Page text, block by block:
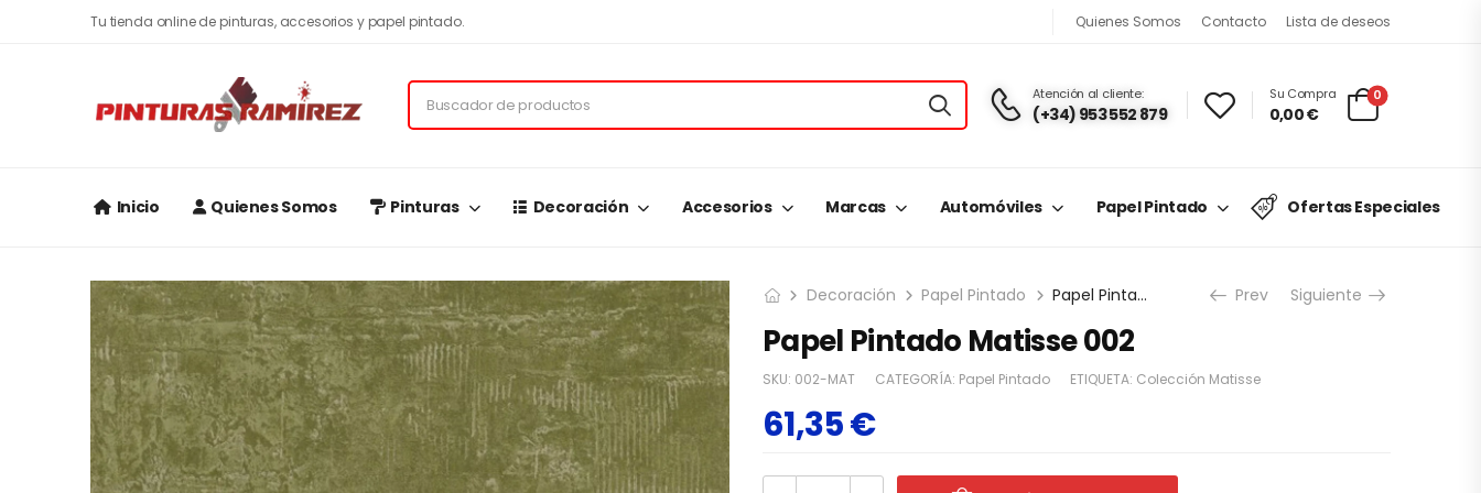
Tu tienda online de pinturas, accesorios y papel pintado. Quienes Somos Contacto Lista de deseos
Atención al cliente:
(+34) 953 552 879
Su Compra
0,00€
0
Inicio Quienes Somos Pinturas Decoración Accesorios Marcas Automóviles Papel Pintado Ofertas Especiales
Decoración Papel Pintado Papel Pintado Matisse 002 Prev Siguiente
Papel Pintado Matisse 002
SKU: 002-MAT CATEGORÍA: Papel Pintado ETIQUETA: Colección Matisse
61,35€